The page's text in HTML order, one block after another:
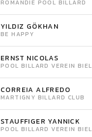
ROMANDIE POOL BILLARD
YILDIZ GÖKHAN
BE HAPPY
ERNST NICOLAS
POOL BILLARD VEREIN BIEL
CORREIA ALFREDO
MARTIGNY BILLARD CLUB
STAUFFIGER YANNICK
POOL BILLARD VEREIN BIEL